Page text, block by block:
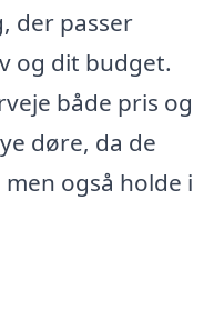
der passer
og dit budget.
både pris og
døre, da de
også holde i